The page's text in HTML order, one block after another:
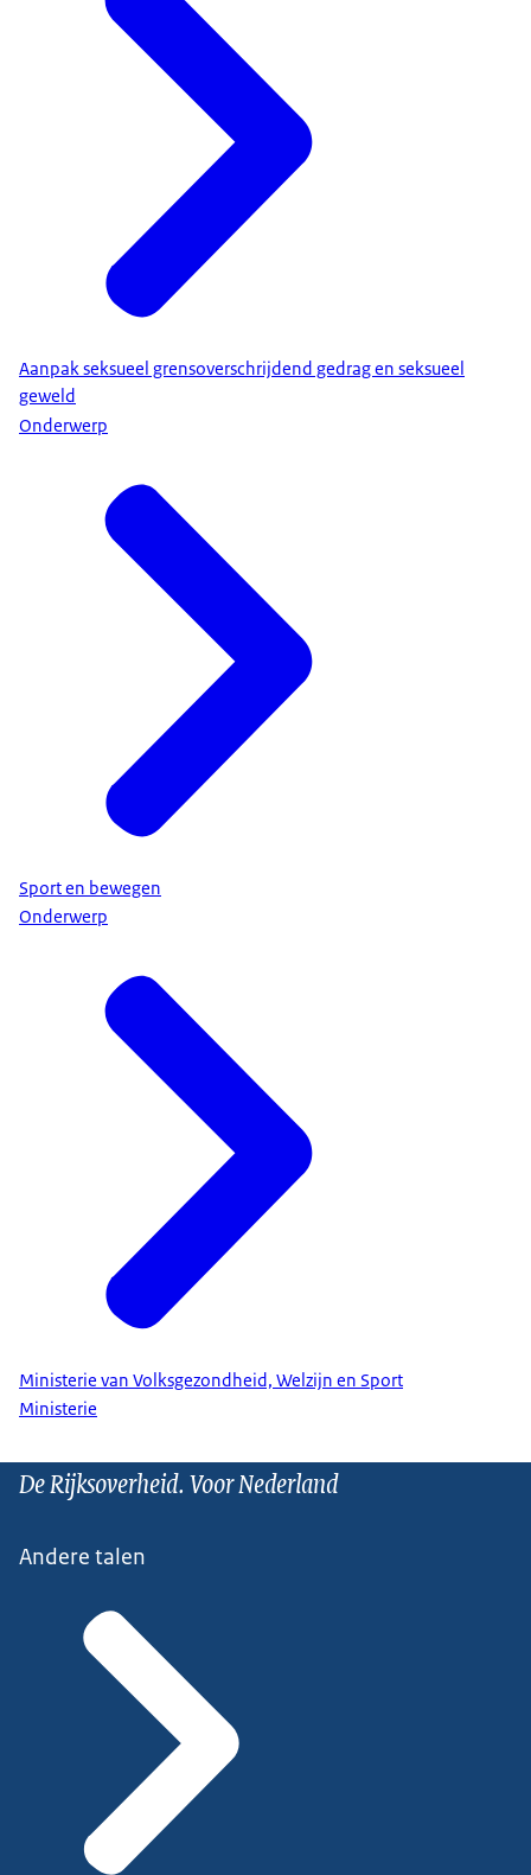
Aanpak seksueel grensoverschrijdend gedrag en seksueel
geweld
Onderwerp
Sport en bewegen
Onderwerp
Ministerie van Volksgezondheid, Welzijn en Sport
Ministerie
De Rijksoverheid. Voor Nederland
Andere talen